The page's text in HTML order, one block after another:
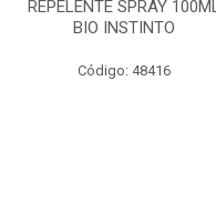
REPELENTE SPRAY
BIO INSTINTO
Código: 48416